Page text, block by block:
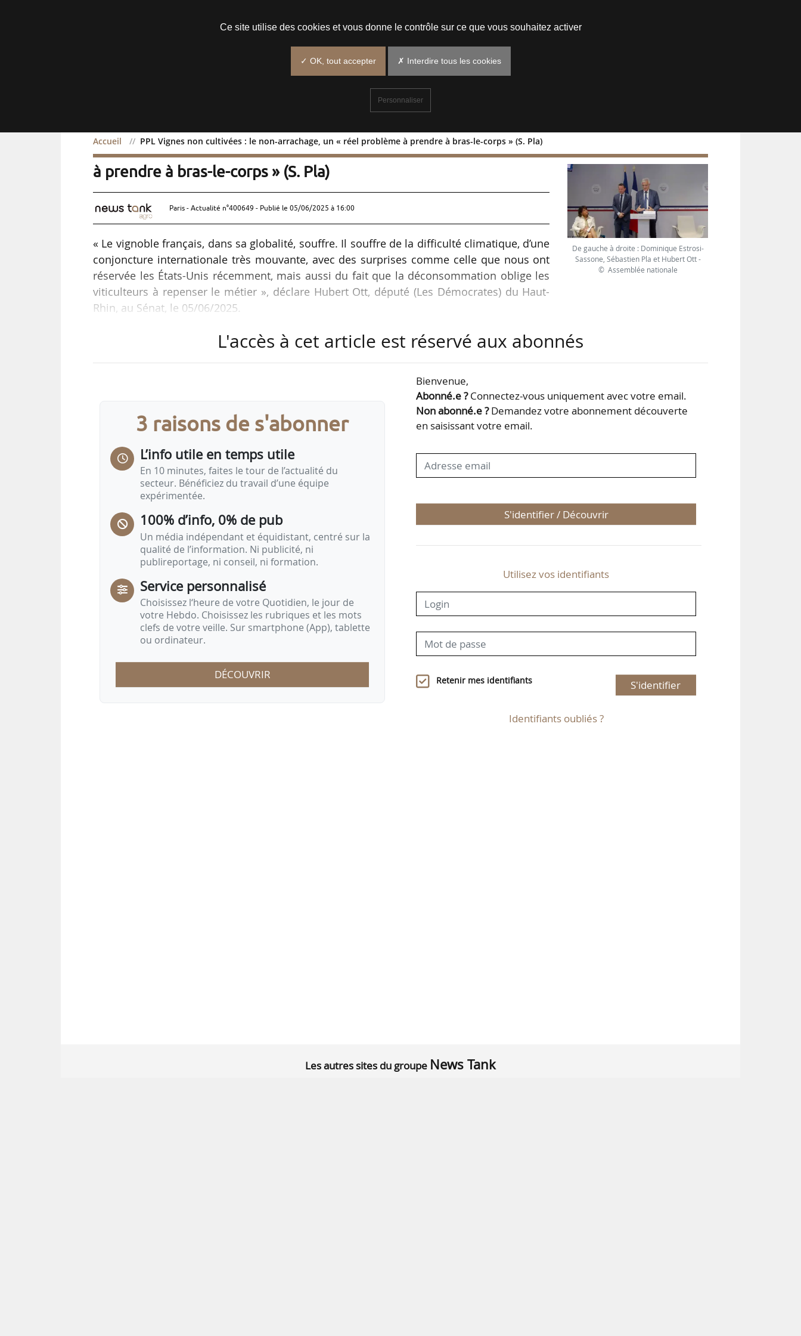
Accueil PPL Vignes non cultivées : le non-arrachage, un « réel problème à prendre à bras-le-corps » (S. Pla)
PPL Vignes non cultivées : le non-arrachage, un « réel problème
à prendre à bras-le-corps » (S. Pla)
Paris - Actualité n°400649 - Publié le 05/06/2025 à 16:00
« Le vignoble français, dans sa globalité, souffre. Il souffre de la difficulté climatique, d’une
conjoncture internationale très mouvante, avec des surprises comme celle que nous ont
réservée les États-Unis récemment, mais aussi du fait que la déconsommation oblige les
viticulteurs à repenser le métier », déclare Hubert Ott, député (Les Démocrates) du Haut-
Rhin, au Sénat, le 05/06/2025.
Le parlementaire est à l’origine de la PPL prévenant le développement de vignes non
La commission des Affaires économiques du Sénat a adopté sans modification le texte le
De gauche à droite : Dominique Estrosi-
Sassone, Sébastien Pla et Hubert Ott -
© Assemblée nationale
L'accès à cet article est réservé aux abonnés
3 raisons de s'abonner
L’info utile en temps utile
En 10 minutes, faites le tour de l’actualité du
secteur. Bénéficiez du travail d’une équipe
expérimentée.
100% d’info, 0% de pub
Un média indépendant et équidistant, centré sur la
qualité de l’information. Ni publicité, ni
publireportage, ni conseil, ni formation.
Service personnalisé
Choisissez l‘heure de votre Quotidien, le jour de
votre Hebdo. Choisissez les rubriques et les mots
clefs de votre veille. Sur smartphone (App), tablette
ou ordinateur.
DÉCOUVRIR
Bienvenue,
Abonné.e ?Connectez-vous uniquement avec votre email.
Non abonné.e ?Demandez votre abonnement découverte
en saisissant votre email.
S'identifier / Découvrir
Utilisez vos identifiants
Retenir mes identifiants S'identifier
Identifiants oubliés ?
Les autres sites du groupe News Tank
Ce site utilise des cookies et vous donne le contrôle sur ce que vous souhaitez activer
✓ OK, tout accepter ✗ Interdire tous les cookies
Personnaliser